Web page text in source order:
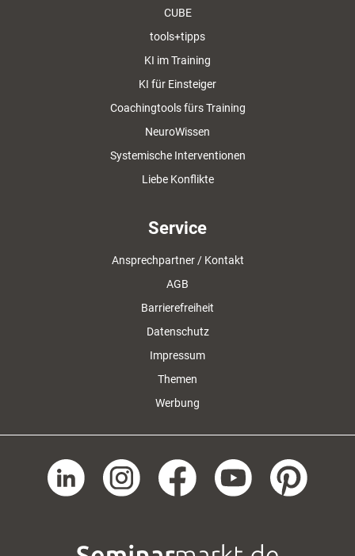
CUBE
tools+tipps
KI im Training
KI für Einsteiger
Coachingtools fürs Training
NeuroWissen
Systemische Interventionen
Liebe Konflikte
Service
Ansprechpartner / Kontakt
AGB
Barrierefreiheit
Datenschutz
Impressum
Themen
Werbung